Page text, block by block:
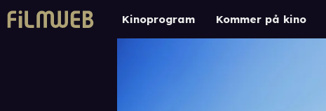
Kinoprogram Kommer på kino